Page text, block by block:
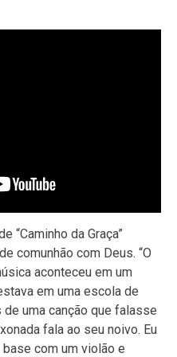
“Caminho da Graça”
comunhão com Deus. “O
aconteceu em um
em uma escola de
uma canção que falasse
fala ao seu noivo. Eu
com um violão e